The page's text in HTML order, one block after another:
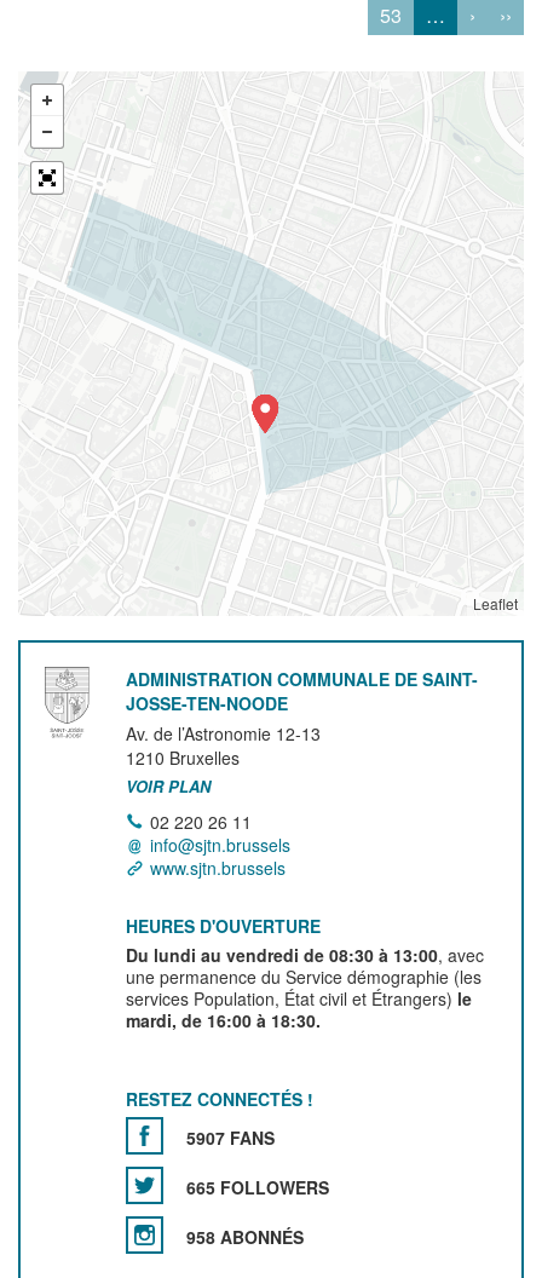
53
… › ››
Leaflet
ADMINISTRATION COMMUNALE DE SAINT-
JOSSE-TEN-NOODE
Av. de l’Astronomie 12-13
1210 Bruxelles
VOIR PLAN
02 220 26 11
info@sjtn.brussels
www.sjtn.brussels
HEURES D'OUVERTURE
Du lundi au vendredi de 08:30 à 13:00, avec
une permanence du Service démographie (les
services Population, État civil et Étrangers) le
mardi, de 16:00 à 18:30.
RESTEZ CONNECTÉS !
5907 FANS
665 FOLLOWERS
958 ABONNÉS